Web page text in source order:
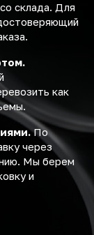
склада. Для
как
По
через
Мы берем
и